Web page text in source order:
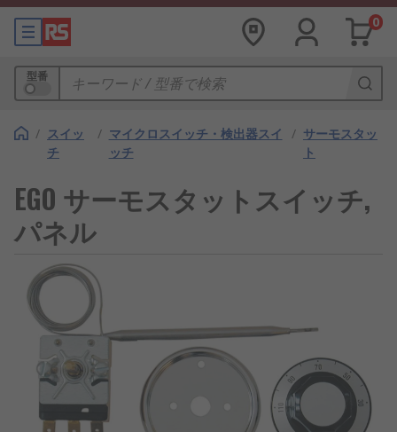
0
型番
/ スイッ
チ
/ マイクロスイッチ・検出器スイ
ッチ
/ サーモスタッ
ト
EGO サーモスタットスイッチ,
パネル